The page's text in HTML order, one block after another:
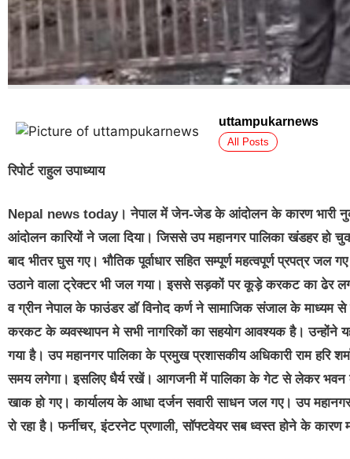
uttampukarnews
All Posts
रिपोर्ट राहुल उपाध्याय
Nepal news today। नेपाल में जेन-जेड के आंदोलन के कारण भारी
आंदोलन कारियों ने जला दिया। जिससे उप महानगर पालिका खंडहर हो
बाद भीतर घुस गए। भौतिक पूर्वाधार सहित सम्पूर्ण महत्वपूर्ण प्रपत्र
उठाने वाला ट्रेक्टर भी जल गया। इससे सड़कों पर कूड़े करकट का ढेर
व ग्रीन नेपाल के फाउंडर डॉ विनोद कर्ण ने सामाजिक संजाल के
करकट के व्यवस्थापन मे सभी नागरिकों का सहयोग आवश्यक है। उन्होंने
गया है। उप महानगर पालिका के प्रमुख प्रशासकीय अधिकारी राम हरि
समय लगेगा। इसलिए धैर्य रखें। आगजनी में पालिका के गेट से लेकर भवन
खाक हो गए। कार्यालय के आधा दर्जन सवारी साधन जल गए। उप महानगर
रो रहा है। फर्नीचर, इंटरनेट प्रणाली, सॉफ्टवेयर सब ध्वस्त होने के